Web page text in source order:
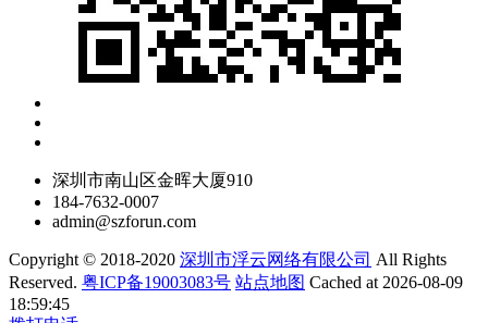
深圳市南山区金晖大厦910
184-7632-0007
admin@szforun.com
Copyright © 2018-2020 深圳市浮云网络有限公司 All Rights
Reserved. 粤ICP备19003083号 站点地图 Cached at 2026-08-09
18:59:45